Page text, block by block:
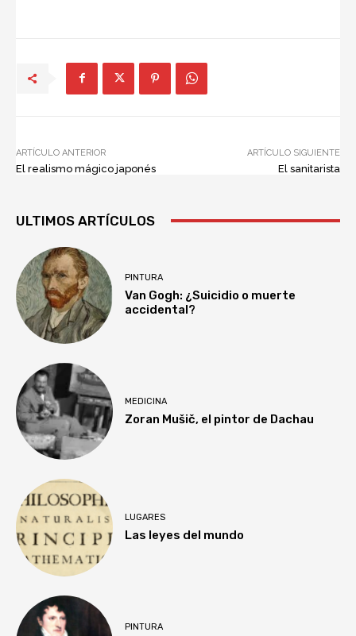
ARTÍCULO ANTERIOR
El realismo mágico japonés
ARTÍCULO SIGUIENTE
El sanitarista
ULTIMOS ARTÍCULOS
PINTURA
Van Gogh: ¿Suicidio o muerte
accidental?
MEDICINA
Zoran Mušič, el pintor de Dachau
LUGARES
Las leyes del mundo
PINTURA